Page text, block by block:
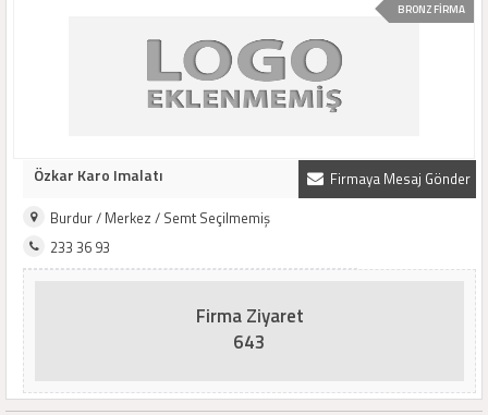
BRONZ FİRMA
Firmaya Mesaj Gönder
Özkar Karo Imalatı
Burdur / Merkez / Semt Seçilmemiş
233 36 93
Firma Ziyaret
643